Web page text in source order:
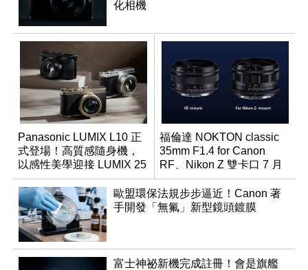
化相機
Panasonic LUMIX L10 正
式登場！高質感隨身機，
以感性美學迎接 LUMIX 25
週年
福倫達 NOKTON classic
35mm F1.4 for Canon
RF、Nikon Z 雙卡口 7 月
同步登台
歐盟環保法規步步逼近！Canon 著
手開發「無氟」新型鏡頭鍍膜
富士神祕新機完成註冊！會是旗艦